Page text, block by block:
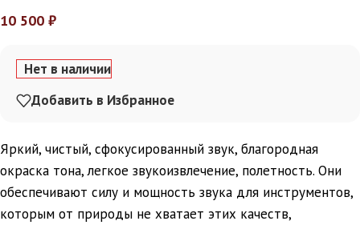
10 500 ₽
Нет в наличии
Добавить в Избранное
Яркий, чистый, сфокусированный звук, благородная
окраска тона, легкое звукоизвлечение, полетность. Они
обеспечивают силу и мощность звука для инструментов,
которым от природы не хватает этих качеств,